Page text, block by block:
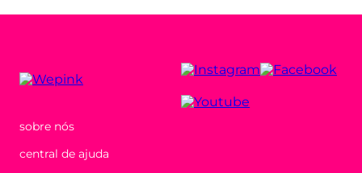
sobre nós
central de ajuda